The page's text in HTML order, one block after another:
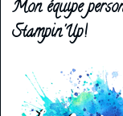
Mon équipe
Stampin'Up!